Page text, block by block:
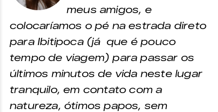
meus amigos, e
colocaríamos o pé na estrada direto
para Ibitipoca (já que é pouco
tempo de viagem) para passar os
últimos minutos de vida neste lugar
tranquilo, em contato com a
natureza, ótimos papos, sem